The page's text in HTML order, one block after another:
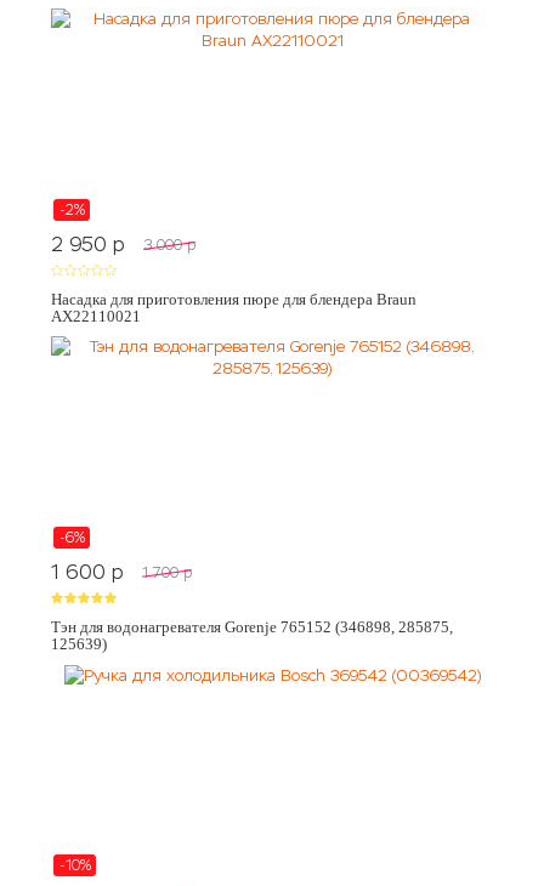
-2%
2 950 p 3 000 p
Насадка для приготовления пюре для блендера Braun
AX22110021
-6%
1 600 p 1 700 p
Тэн для водонагревателя Gorenje 765152 (346898, 285875,
125639)
-10%